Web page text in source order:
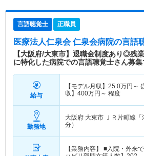
言語聴覚士 正職員
医療法人仁泉会 仁泉会病院の言語
【大阪府/大東市】退職金制度あり◎残
に特化した病院での言語聴覚士さん募集
給与
【モデル月収】 25.0万円～ (
収】 400万円～ 程度
勤務地
大阪府 大東市 ＪＲ片町線
分）
【業務内容】 ■入院・外来で